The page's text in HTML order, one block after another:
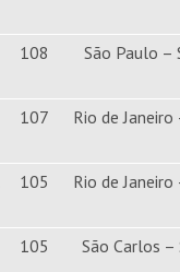
108 São Paulo –
107 Rio de Janeiro
105 Rio de Janeiro
105 São Carlos –